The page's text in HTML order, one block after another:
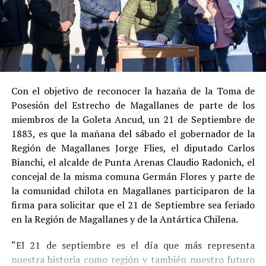
Suconducta anterior irreprochable , al no
registrar antecedentes penales previos.
Estas circunstancias jurídicas, sumadas al
procedimiento abreviado, redujeron la posibilidad de un
cumplimiento efectivo en recinto penitenciario.
Indemnización a la víctima y nueva investigación
por ocultamiento de bienes
En el ámbito civil, elJuzgado de Letras de Castrodictó
enseptiembre de 2023una sentencia que obliga a
Pedro Montecinos apagar una indemnización total de
$120 millonespor concepto de daño moral:
$80 millonesa favor de la víctima.
$40 millonesa favor de su madre.
Con el objetivo de reconocer la hazaña de la Toma de
Posesión del Estrecho de Magallanes de parte de los
miembros de la Goleta Ancud, un 21 de Septiembre de
1883, es que la mañana del sábado el gobernador de la
Región de Magallanes Jorge Flies, el diputado Carlos
Bianchi, el alcalde de Punta Arenas Claudio Radonich, el
concejal de la misma comuna Germán Flores y parte de
la comunidad chilota en Magallanes participaron de la
firma para solicitar que el 21 de Septiembre sea feriado
en la Región de Magallanes y de la Antártica Chilena.
“El 21 de septiembre es el día que más representa
nuestra historia como región y también nuestro futuro